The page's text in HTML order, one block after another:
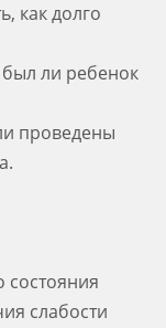
как долго
ли ребенок
проведены
слабости